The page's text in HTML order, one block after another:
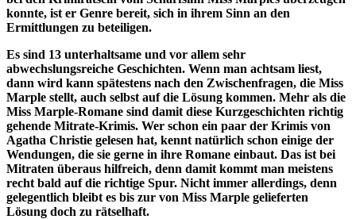
konnte, ist er Genre bereit, sich in ihrem Sinn an den
Ermittlungen zu beteiligen.
Es sind 13 unterhaltsame und vor allem sehr
abwechslungsreiche Geschichten. Wenn man achtsam liest,
dann wird kann spätestens nach den Zwischenfragen, die Miss
Marple stellt, auch selbst auf die Lösung kommen. Mehr als die
Miss Marple-Romane sind damit diese Kurzgeschichten richtig
gehende Mitrate-Krimis. Wer schon ein paar der Krimis von
Agatha Christie gelesen hat, kennt natürlich schon einige der
Wendungen, die sie gerne in ihre Romane einbaut. Das ist bei
Mitraten überaus hilfreich, denn damit kommt man meistens
recht bald auf die richtige Spur. Nicht immer allerdings, denn
gelegentlich bleibt es bis zur von Miss Marple gelieferten
Lösung doch zu rätselhaft.